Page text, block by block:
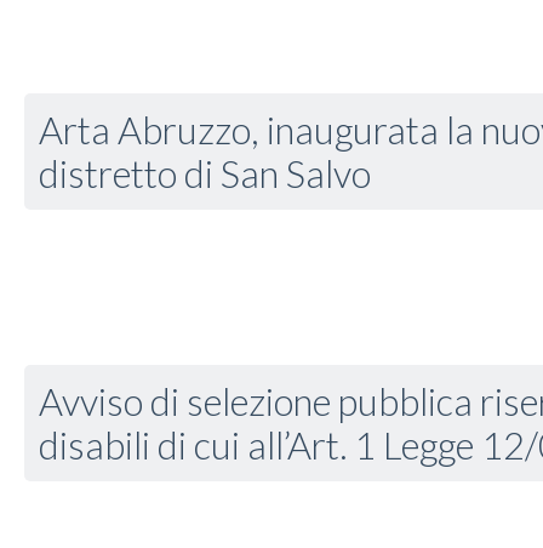
Arta Abruzzo, inaugurata la
distretto di San Salvo
Avviso di selezione pubblica
disabili di cui all’Art. 1 Legge